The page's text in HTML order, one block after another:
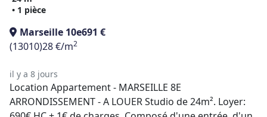
• 1 pièce
Marseille 10e691 €
(13010)28 €/m2
il y a 8 jours
Location Appartement - MARSEILLE 8E
ARRONDISSEMENT - A LOUER Studio de 24m². Loyer: